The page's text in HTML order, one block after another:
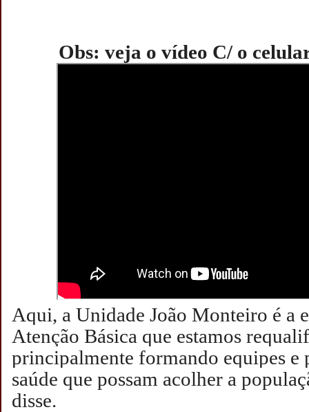
Obs: veja o vídeo C/ o
Aqui, a Unidade João Monteiro é a
Atenção Básica que estamos
principalmente formando equipes e
saúde que possam acolher a
disse.